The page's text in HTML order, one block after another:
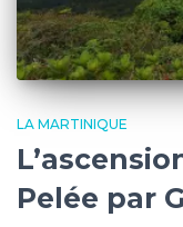
LA MARTINIQUE
Pelée par